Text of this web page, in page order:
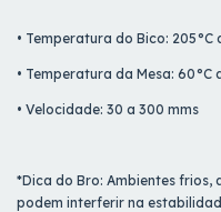
• Temperatura do Bico: 205°C
• Temperatura da Mesa: 60°C
• Velocidade: 30 a 300 mms
*Dica do Bro: Ambientes
podem interferir na